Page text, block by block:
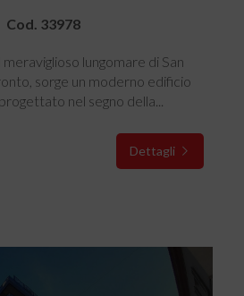
Cod. 33978
meraviglioso lungomare di San
sorge un moderno edificio
nel segno della...
Dettagli